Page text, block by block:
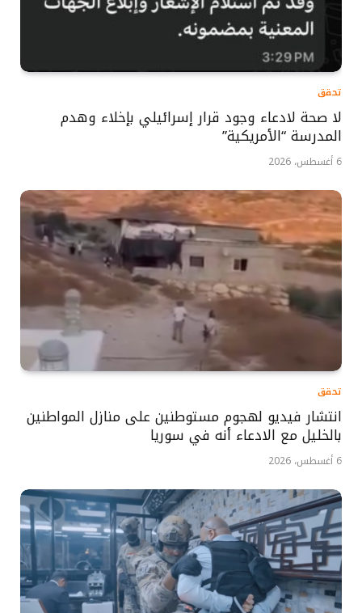
تحقق
لا صحة لادعاء وجود قرار إسرائيلي بإخلاء وهدم
المدرسة “الأمريكية”
6 أغسطس، 2026
تحقق
انتشار فيديو لهجوم مستوطنين على منازل المواطنين
بالخليل مع الادعاء أنه في سوريا
6 أغسطس، 2026